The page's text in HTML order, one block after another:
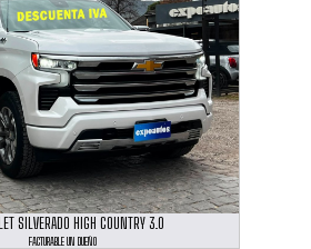
SILVERADO HIGH COUNTRY 3.0
FACTURABLE UN DUEÑO